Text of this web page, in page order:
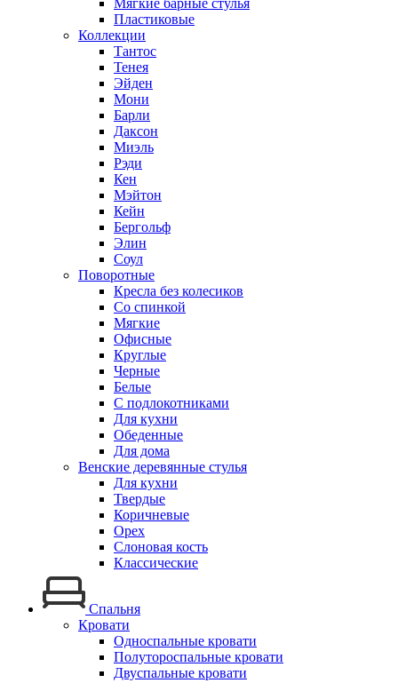
Мягкие барные стулья
Пластиковые
Коллекции
Тантос
Тенея
Эйден
Мони
Барли
Даксон
Миэль
Рэди
Кен
Мэйтон
Кейн
Бергольф
Элин
Соул
Поворотные
Кресла без колесиков
Со спинкой
Мягкие
Офисные
Круглые
Черные
Белые
С подлокотниками
Для кухни
Обеденные
Для дома
Венские деревянные стулья
Для кухни
Твердые
Коричневые
Орех
Слоновая кость
Классические
Спальня
Кровати
Односпальные кровати
Полутороспальные кровати
Двуспальные кровати